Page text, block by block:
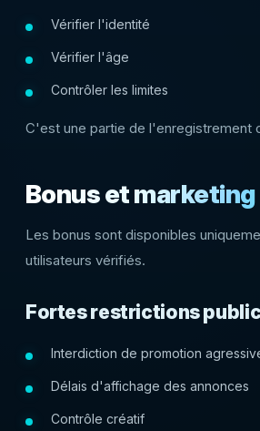
Vérifier l'identité
Vérifier l'âge
Contrôler les limites
C'est une partie de l'enregistrement
Bonus et marketing
Les bonus sont disponibles
utilisateurs vérifiés.
Fortes restrictions
Interdiction de promotion
Délais d'affichage des annonces
Contrôle créatif